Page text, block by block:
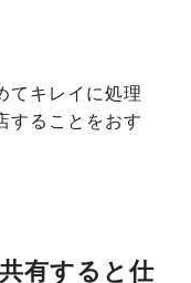
てキレイに処理
することをおす
有すると仕